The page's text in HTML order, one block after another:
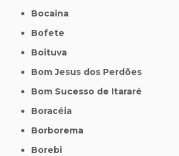
Bocaina
Bofete
Boituva
Bom Jesus dos Perdões
Bom Sucesso de Itararé
Boracéia
Borborema
Borebi